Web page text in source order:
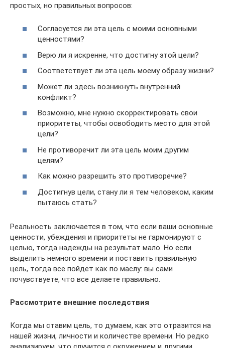
простых, но правильных вопросов:
Согласуется ли эта цель с моими основными
ценностями?
Верю ли я искренне, что достигну этой цели?
Соответствует ли эта цель моему образу жизни?
Может ли здесь возникнуть внутренний
конфликт?
Возможно, мне нужно скорректировать свои
приоритеты, чтобы освободить место для этой
цели?
Не противоречит ли эта цель моим другим
целям?
Как можно разрешить это противоречие?
Достигнув цели, стану ли я тем человеком, каким
пытаюсь стать?
Реальность заключается в том, что если ваши основные
ценности, убеждения и приоритеты не гармонируют с
целью, тогда надежды на результат мало. Но если
выделить немного времени и поставить правильную
цель, тогда все пойдет как по маслу: вы сами
почувствуете, что все делаете правильно.
Рассмотрите внешние последствия
Когда мы ставим цель, то думаем, как это отразится на
нашей жизни, личности и количестве времени. Но редко